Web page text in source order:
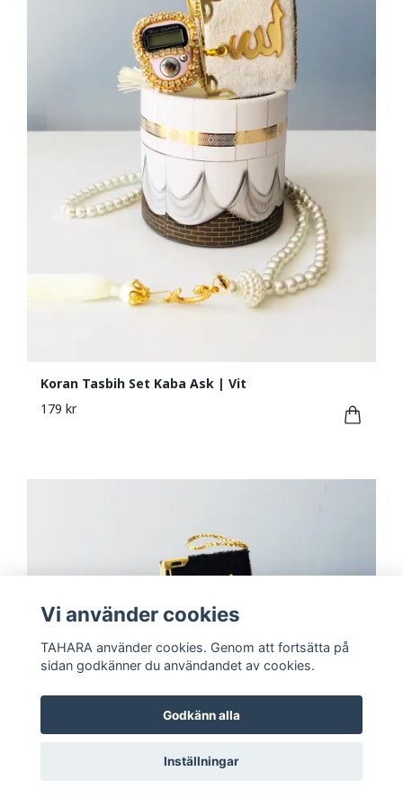
Koran Tasbih Set Kaba Ask | Vit
179 kr
Vi använder cookies
TAHARA använder cookies. Genom att fortsätta på
sidan godkänner du användandet av cookies.
Godkänn alla
Inställningar